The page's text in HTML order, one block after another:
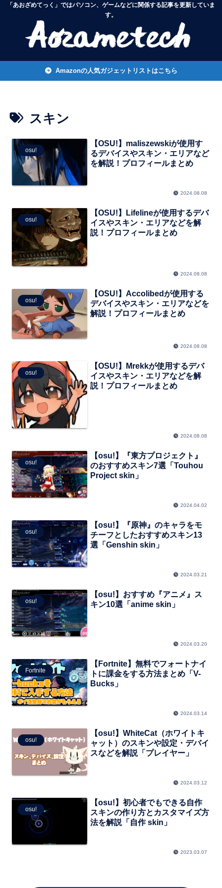
「あおざめてっく」ではパソコン、ゲームなどに関係する記事を更新していま
す。
Amazonの人気ガジェットリストはこちら
スキン
osu!
【OSU!】maliszewskiが使用す
るデバイスやスキン・エリアなど
を解説！プロフィールまとめ
2024.08.08
osu!
【OSU!】Lifelineが使用するデバ
イスやスキン・エリアなどを解
説！プロフィールまとめ
2024.08.08
osu!
【OSU!】Accolibedが使用する
デバイスやスキン・エリアなどを
解説！プロフィールまとめ
2024.08.08
osu!
【OSU!】Mrekkが使用するデバ
イスやスキン・エリアなどを解
説！プロフィールまとめ
2024.08.08
osu!
【osu!】『東方プロジェクト』
のおすすめスキン7選「Touhou
Project skin」
2024.04.02
osu!
【osu!】『原神』のキャラをモ
チーフとしたおすすめスキン13
選「Genshin skin」
2024.03.21
osu!
【osu!】おすすめ『アニメ』ス
キン10選「anime skin」
2024.03.20
Fortnite
【Fortnite】無料でフォートナイ
トに課金をする方法まとめ「V-
Bucks」
2024.03.14
osu!
【osu!】WhiteCat（ホワイトキ
ャット）のスキンや設定・デバイ
スなどを解説「プレイヤー」
2024.03.12
osu!
【osu!】初心者でもできる自作
スキンの作り方とカスタマイズ方
法を解説「自作 skin」
2023.03.07